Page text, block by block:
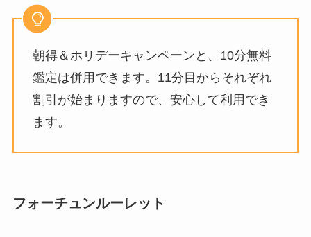
朝得＆ホリデーキャンペーンと、10分無料
鑑定は併用できます。11分目からそれぞれ
割引が始まりますので、安心して利用でき
ます。
フォーチュンルーレット